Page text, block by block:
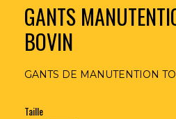
GANTS
BOVIN
GANTS DE MANUTENTION
Taille